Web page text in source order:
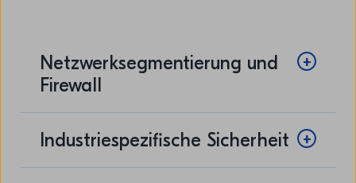
Netzwerksegmentierung und
Firewall
Industriespezifische Sicherheit